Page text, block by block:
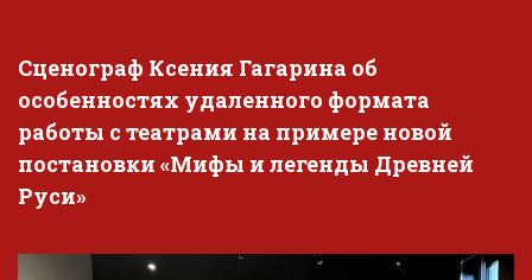
Сценограф Ксения Гагарина об
особенностях удаленного формата
работы с театрами на примере новой
постановки «Мифы и легенды Древней
Руси»